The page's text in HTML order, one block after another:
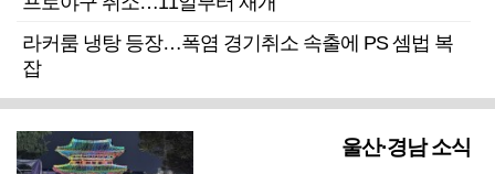
라커룸 냉탕 등장…폭염 경기취소 속출에 PS 셈법 복
잡
울산·경남 소식